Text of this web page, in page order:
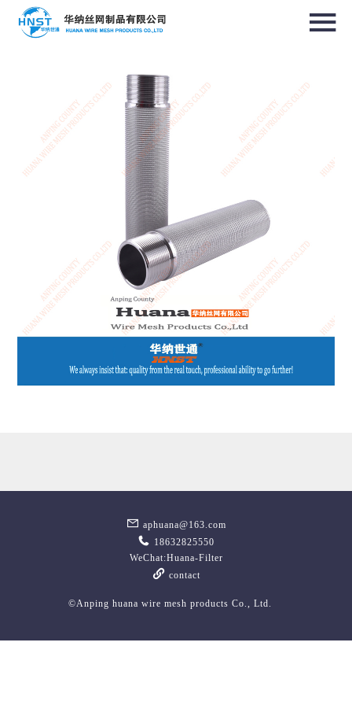
选择国家／地区
亚洲
中华人民共和国
North & South America
USA / English
Canada / English
©Anping huana wire mesh products Co., Ltd.
aphuana@163.com
18632825550
WeChat:Huana-Filter
contact